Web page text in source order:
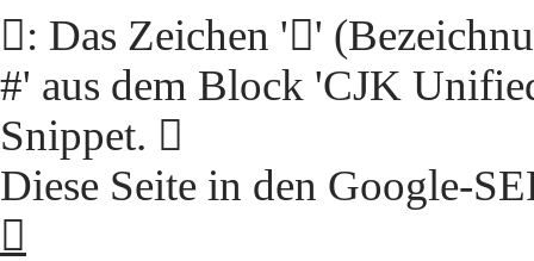
𩭆: Das Zeichen '𩭆'
#' aus dem Block 'CJK
Snippet. 𩭆
Diese Seite in den Google-
𩭆